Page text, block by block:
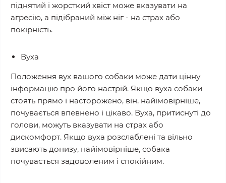
піднятий і жорсткий хвіст може вказувати на
агресію, а підібраний між ніг - на страх або
покірність.
Вуха
Положення вух вашого собаки може дати цінну
інформацію про його настрій. Якщо вуха собаки
стоять прямо і насторожено, він, найімовірніше,
почувається впевнено і цікаво. Вуха, притиснуті до
голови, можуть вказувати на страх або
дискомфорт. Якщо вуха розслаблені та вільно
звисають донизу, найімовірніше, собака
почувається задоволеним і спокійним.